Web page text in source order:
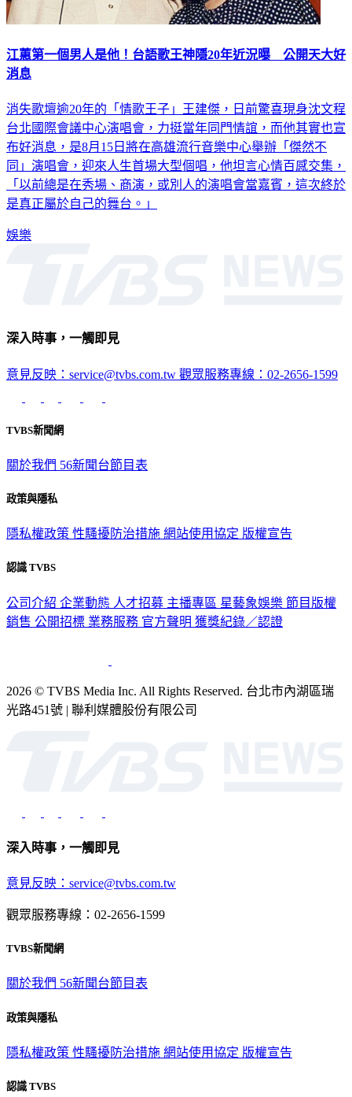
江蕙第一個男人是他！台語歌王神隱20年近況曝 公開天大好
消息
消失歌壇逾20年的「情歌王子」王建傑，日前驚喜現身沈文程
台北國際會議中心演唱會，力挺當年同門情誼，而他其實也宣
布好消息，是8月15日將在高雄流行音樂中心舉辦「傑然不
同」演唱會，迎來人生首場大型個唱，他坦言心情百感交集，
「以前總是在秀場、商演，或別人的演唱會當嘉賓，這次終於
是真正屬於自己的舞台。」
娛樂
深入時事，一觸即見
意見反映：service@tvbs.com.tw 觀眾服務專線：02-2656-1599
TVBS新聞網
關於我們 56新聞台節目表
政策與隱私
隱私權政策 性騷擾防治措施 網站使用協定 版權宣告
認識 TVBS
公司介紹 企業動態 人才招募 主播專區 星藝象娛樂 節目版權
銷售 公開招標 業務服務 官方聲明 獲獎紀錄／認證
2026 © TVBS Media Inc. All Rights Reserved. 台北市內湖區瑞
光路451號 | 聯利媒體股份有限公司
深入時事，一觸即見
意見反映：service@tvbs.com.tw
觀眾服務專線：02-2656-1599
TVBS新聞網
關於我們 56新聞台節目表
政策與隱私
隱私權政策 性騷擾防治措施 網站使用協定 版權宣告
認識 TVBS